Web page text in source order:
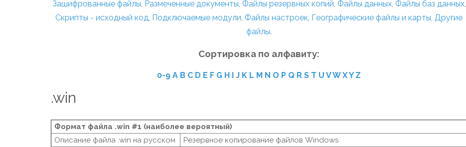
Зашифрованные файлы, Размеченные документы, Файлы резервных копий, Файлы данных, Файлы баз данных,
Скрипты - исходный код, Подключаемые модули, Файлы настроек, Географические файлы и карты, Другие
файлы.
Сортировка по алфавиту:
0-9 A B C D E F G H I J K L M N O P Q R S T U VW XY Z
.win
Формат файла .win #1 (наиболее вероятный)
Описание файла .win на русском
Резервное копирование файлов Windows